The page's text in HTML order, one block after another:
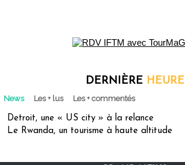
DERNIÈRE HEURE
News Les + lus Les + commentés
Detroit, une « US city » à la relance
Le Rwanda, un tourisme à haute altitude